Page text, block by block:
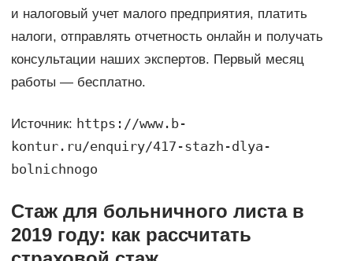
и налоговый учет малого предприятия, платить
налоги, отправлять отчетность онлайн и получать
консультации наших экспертов. Первый месяц
работы — бесплатно.
Источник: https://www.b-
kontur.ru/enquiry/417-stazh-dlya-
bolnichnogo
Стаж для больничного листа в
2019 году: как рассчитать